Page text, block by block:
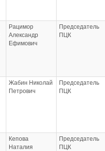
Рацимор
Александр
Ефимович
Председатель
ПЦК
Жабин Николай
Петрович
Председатель
ПЦК
Кепова
Наталия
Председатель
ПЦК